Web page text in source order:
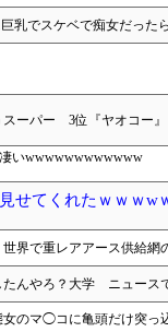
乳でスケベで痴女だった
スーパー 3位『ヤオコー』
いwwwwwwwwwwww
せてくれたｗｗｗw
界で重レアアース供給網
たんやろ？大学 ニュース
女のマ◯コに亀頭だけ突っ